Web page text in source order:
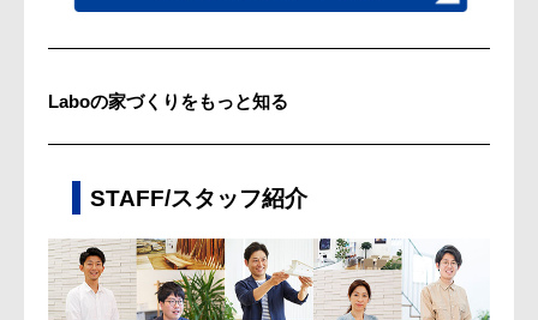
Laboの家づくりをもっと知る
STAFF/スタッフ紹介